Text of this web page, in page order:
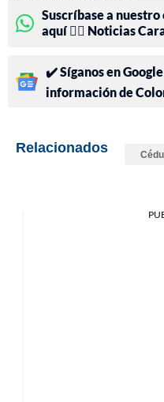
Suscríbase a
aquí 👉🏻 Noticias
✔️ Síganos en
información de
Relacionados